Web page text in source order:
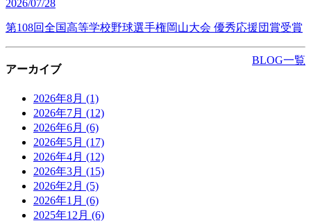
2026/07/28
第108回全国高等学校野球選手権岡山大会 優秀応援団賞受賞
BLOG一覧
アーカイブ
2026年8月 (1)
2026年7月 (12)
2026年6月 (6)
2026年5月 (17)
2026年4月 (12)
2026年3月 (15)
2026年2月 (5)
2026年1月 (6)
2025年12月 (6)